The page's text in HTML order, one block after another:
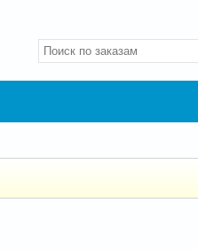
Введите ключевые слова